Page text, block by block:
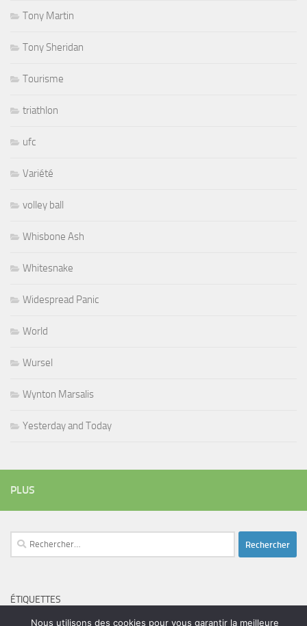
Tony Martin
Tony Sheridan
Tourisme
triathlon
ufc
Variété
volley ball
Whisbone Ash
Whitesnake
Widespread Panic
World
Wursel
Wynton Marsalis
Yesterday and Today
PLUS
Rechercher :
ÉTIQUETTES
adam bomb amar sundy batteurbeatles blues blues rock
Nous utilisons des cookies pour vous garantir la meilleure